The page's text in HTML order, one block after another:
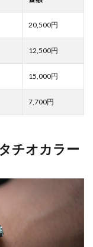
20,500
12,500
15,000
7,700
チオカラー